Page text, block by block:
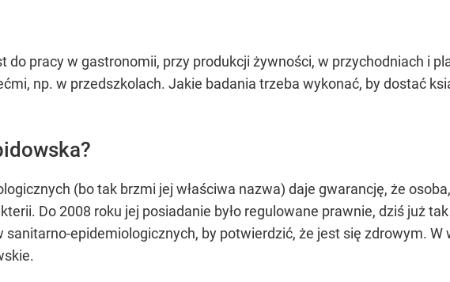
do pracy w gastronomii, przy produkcji żywności, w przychodniach i
np. w przedszkolach. Jakie badania trzeba wykonać, by dostać
(bo tak brzmi jej właściwa nazwa) daje gwarancję, że
Do 2008 roku jej posiadanie było regulowane prawnie, dziś już
epidemiologicznych, by potwierdzić, że jest się zdrowym. W